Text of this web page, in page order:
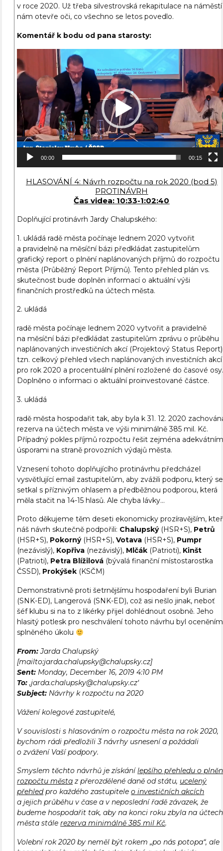
v roce 2020. Už třeba silvestrovská rekapitulace na náměstí
nám otevře oči, co všechno se letos povedlo.
Komentář k bodu od pana starosty:
přehrávač
00:00 00:15
HLASOVÁNÍ 4: Návrh rozpočtu na rok 2020 (bod 5)
PROTINÁVRH
Čas videa: 10:33-1:02:40
Doplňující protinávrh Jardy Chalupského:
1. ukládá radě města počínaje lednem 2020 vytvořit
a pravidelně na měsíční bázi předkládat zastupitelům
grafický report o plnění naplánovaných příjmů do rozpočtu
města (Průběžný Report Příjmů). Tento přehled plán vs.
skutečnost bude doplněn informací o aktuální výši
finančních prostředků na účtech města.
2. ukládá
radě města počínaje lednem 2020 vytvořit a pravidelně
na měsíční bázi předkládat zastupitelům zprávu o průběhu
naplánovaných investičních akcí (Projektový Status Report)
tzn. celkový přehled všech naplánovaných investičních akcí
pro rok 2020 a procentuální plnění rozložené do časové
Doplněno o informaci o aktuální proinvestované částce.
3. ukládá
radě města hospodařit tak, aby byla k 31. 12. 2020
rezerva na účtech města ve výši minimálně 385 mil. Kč.
Případný pokles příjmů rozpočtu řešit zejména
úsporami na straně provozních výdajů města.
Vznesení tohoto doplňujícího protinávrhu předcházel
vysvětlující email zastupitelům, aby zvážili podporu, který se
setkal s příznivým ohlasem a předběžnou podporou, která
měla stačit na 14-15 hlasů. Ale chyba lávky…
Proto děkujeme těm deseti ekonomicky prozíravějším,
náš návrh skutečně podpořili: Chalupský(HSR+S), Petrů
(HSR+S), Pokorný(HSR+S),Votava (HSR+S), Pumpr
(nezávislý), Kopřiva (nezávislý), Mlčák (Patrioti), Kinšt
(Patrioti), Petra Blížilová (bývalá finanční místostarostka
ČSSD), Prokýšek (KSČM)
Demonstrativně proti šetrnějšímu hospodaření byli Burian
(SNK-ED), Langerová (SNK-ED), což asi nešlo jinak, neboť
šéf klubu si na to z likérky přijel dohlédnout osobně. Jeho
hlasitý potlesk pro neschválení tohoto návrhu byl oceněním
splněného úkolu
From:Jarda Chalupský
[mailto:jarda.chalupsky@chalupsky.cz]
Sent: Monday, December 16, 2019 4:10 PM
To: ‚jarda.chalupsky@chalupsky.cz‘
Subject: Návrhy k rozpočtu na 2020
Vážení kolegové zastupitelé,
V souvislosti s hlasováním o rozpočtu města na rok 2020,
bychom rádi předložili 3 návrhy usnesení a požádali
o zvážení Vaší podpory.
Smyslem těchto návrhů je získánílepšího přehledu o
rozpočtu města z přerozdělené daně od státu, ucelený
přehledpro každého zastupiteleo investičních akcích
a jejich průběhu v čase a v neposlední řadě závazek, že
budeme hospodařit tak, aby na konci roku zbyla na účtech
města stálerezerva minimálně 385 mil Kč.
Volební rok 2020 by neměl být rokem „po nás potopa“, ale